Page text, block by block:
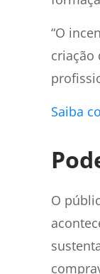
“O
criação
Saiba
O